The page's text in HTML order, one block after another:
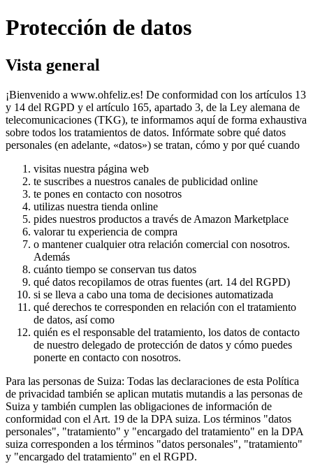
Protección de datos
Vista general
¡Bienvenido a www.ohfeliz.es! De conformidad con los artículos 13
y 14 del RGPD y el artículo 165, apartado 3, de la Ley alemana de
telecomunicaciones (TKG), te informamos aquí de forma exhaustiva
sobre todos los tratamientos de datos. Infórmate sobre qué datos
personales (en adelante, «datos») se tratan, cómo y por qué cuando
visitas nuestra página web
te suscribes a nuestros canales de publicidad online
te pones en contacto con nosotros
utilizas nuestra tienda online
pides nuestros productos a través de Amazon Marketplace
valorar tu experiencia de compra
o mantener cualquier otra relación comercial con nosotros.
Además
cuánto tiempo se conservan tus datos
qué datos recopilamos de otras fuentes (art. 14 del RGPD)
si se lleva a cabo una toma de decisiones automatizada
qué derechos te corresponden en relación con el tratamiento
de datos, así como
quién es el responsable del tratamiento, los datos de contacto
de nuestro delegado de protección de datos y cómo puedes
ponerte en contacto con nosotros.
Para las personas de Suiza: Todas las declaraciones de esta Política
de privacidad también se aplican mutatis mutandis a las personas de
Suiza y también cumplen las obligaciones de información de
conformidad con el Art. 19 de la DPA suiza. Los términos "datos
personales", "tratamiento" y "encargado del tratamiento" en la DPA
suiza corresponden a los términos "datos personales", "tratamiento"
y "encargado del tratamiento" en el RGPD.